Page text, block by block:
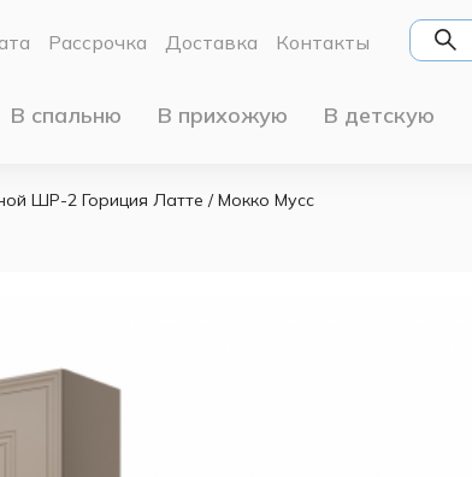
Рассрочка Доставка Контакты
В спальню В прихожую В детскую
ШР-2 Гориция Латте / Мокко Мусс